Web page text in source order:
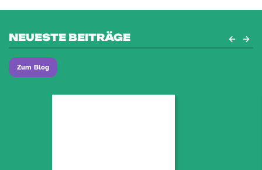
NEUESTE BEITRÄGE
Zum Blog